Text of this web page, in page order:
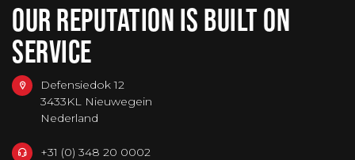
OUR REPUTATION IS BUILT ON
SERVICE
Defensiedok 12
3433KL Nieuwegein
Nederland
+31 (0) 348 20 0002